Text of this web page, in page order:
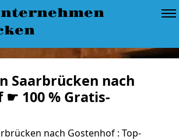
Saarbrücken nach
☛ 100 % Gratis-
nach Gostenhof : Top-